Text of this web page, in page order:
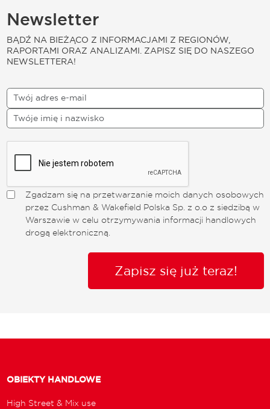
Newsletter
BĄDŹ NA BIEŻĄCO Z INFORMACJAMI Z REGIONÓW,
RAPORTAMI ORAZ ANALIZAMI. ZAPISZ SIĘ DO NASZEGO
NEWSLETTERA!
Zgadzam się na przetwarzanie moich danych osobowych
przez Cushman & Wakefield Polska Sp. z o.o z siedzibą w
Warszawie w celu otrzymywania informacji handlowych
drogą elektroniczną.
Zapisz się już teraz!
OBIEKTY HANDLOWE
High Street & Mix use